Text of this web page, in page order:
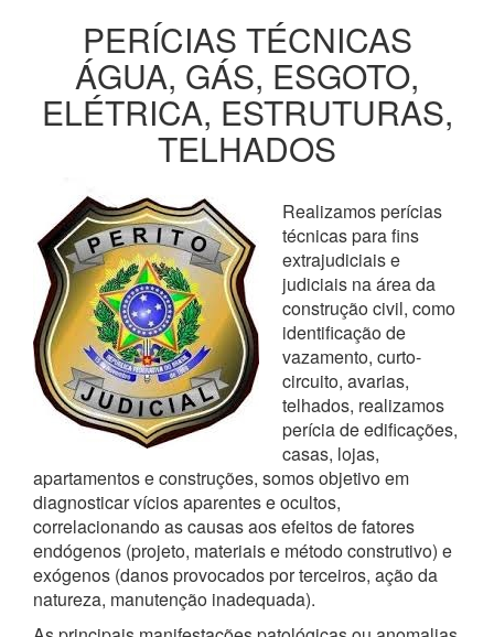
PERÍCIAS TÉCNICAS
ÁGUA, GÁS, ESGOTO,
ELÉTRICA, ESTRUTURAS,
TELHADOS
Realizamos perícias
técnicas para fins
extrajudiciais e
judiciais na área da
construção civil, como
identificação de
vazamento, curto-
circuito, avarias,
telhados, realizamos
perícia de edificações,
casas, lojas,
apartamentos e construções, somos objetivo em
diagnosticar vícios aparentes e ocultos,
correlacionando as causas aos efeitos de fatores
endógenos (projeto, materiais e método construtivo) e
exógenos (danos provocados por terceiros, ação da
natureza, manutenção inadequada).